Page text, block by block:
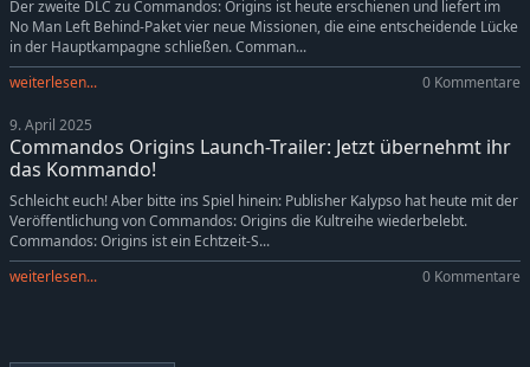
Der zweite DLC zu Commandos: Origins ist heute erschienen und liefert im
No Man Left Behind-Paket vier neue Missionen, die eine entscheidende Lücke
in der Hauptkampagne schließen. Comman...
weiterlesen...
0 Kommentare
9. April 2025
Commandos Origins Launch-Trailer: Jetzt übernehmt ihr
das Kommando!
Schleicht euch! Aber bitte ins Spiel hinein: Publisher Kalypso hat heute mit der
Veröffentlichung von Commandos: Origins die Kultreihe wiederbelebt.
Commandos: Origins ist ein Echtzeit-S...
weiterlesen...
0 Kommentare